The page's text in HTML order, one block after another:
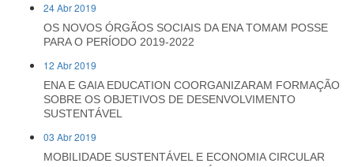
24 Abr 2019
OS NOVOS ÓRGÃOS SOCIAIS DA ENA TOMAM POSSE
PARA O PERÍODO 2019-2022
12 Abr 2019
ENA E GAIA EDUCATION COORGANIZARAM FORMAÇÃO
SOBRE OS OBJETIVOS DE DESENVOLVIMENTO
SUSTENTÁVEL
03 Abr 2019
MOBILIDADE SUSTENTÁVEL E ECONOMIA CIRCULAR